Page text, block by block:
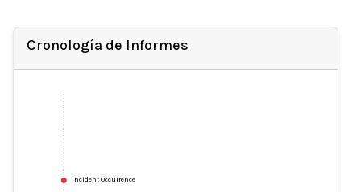
Cronología de Informes
Incident Occurrence